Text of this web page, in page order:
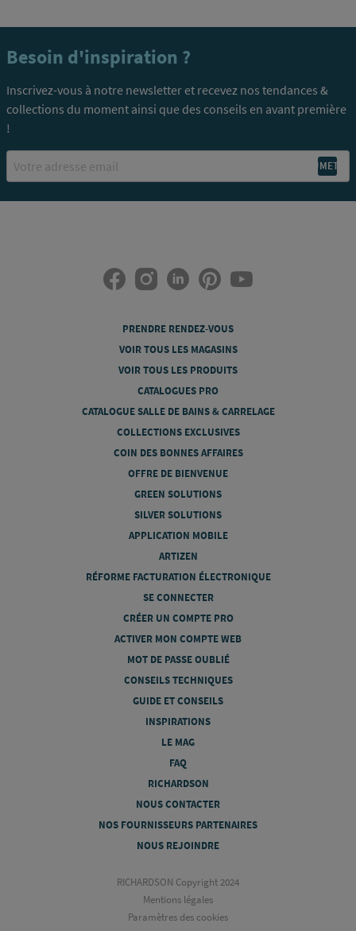
Besoin d'inspiration ?
Inscrivez-vous à notre newsletter et recevez nos tendances &
collections du moment ainsi que des conseils en avant première
!
PRENDRE RENDEZ-VOUS
VOIR TOUS LES MAGASINS
VOIR TOUS LES PRODUITS
CATALOGUES PRO
CATALOGUE SALLE DE BAINS & CARRELAGE
COLLECTIONS EXCLUSIVES
COIN DES BONNES AFFAIRES
OFFRE DE BIENVENUE
GREEN SOLUTIONS
SILVER SOLUTIONS
APPLICATION MOBILE
ARTIZEN
RÉFORME FACTURATION ÉLECTRONIQUE
SE CONNECTER
CRÉER UN COMPTE PRO
ACTIVER MON COMPTE WEB
MOT DE PASSE OUBLIÉ
CONSEILS TECHNIQUES
GUIDE ET CONSEILS
INSPIRATIONS
LE MAG
FAQ
RICHARDSON
NOUS CONTACTER
NOS FOURNISSEURS PARTENAIRES
NOUS REJOINDRE
RICHARDSON Copyright 2024
Mentions légales
Paramètres des cookies